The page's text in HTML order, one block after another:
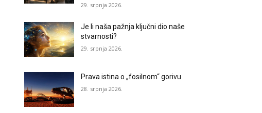
29. srpnja 2026.
Je li naša pažnja ključni dio naše
stvarnosti?
29. srpnja 2026.
Prava istina o „fosilnom“ gorivu
28. srpnja 2026.